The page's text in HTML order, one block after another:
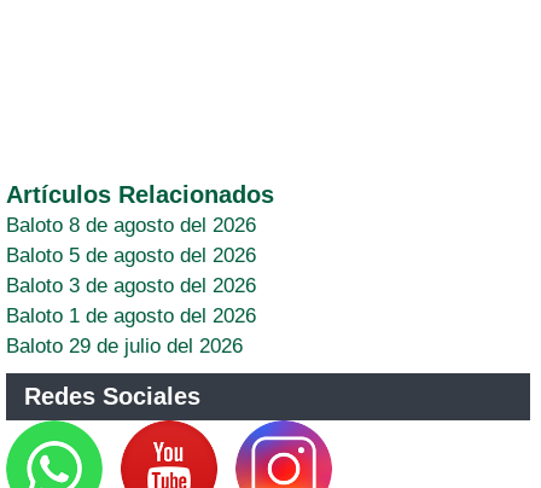
Artículos Relacionados
Baloto 8 de agosto del 2026
Baloto 5 de agosto del 2026
Baloto 3 de agosto del 2026
Baloto 1 de agosto del 2026
Baloto 29 de julio del 2026
Redes Sociales